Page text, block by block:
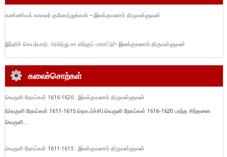
கண்ணியக் காவலர் குலோத்துங்கன் – இலக்குவனார் திருவள்ளுவன்
இந்திச் செயற்பாடு: அமித்து சா விற்குப் பாராட்டு!- இலக்குவனார் திருவள்ளுவன்
கலைச்சொற்கள்
வெருளி நோய்கள் 1616-1620 : இலக்குவனார் திருவள்ளுவன்
(வெருளி நோய்கள் 1611-1615 தொடர்ச்சி) வெருளி நோய்கள் 1616-1620 பரந்த சிந்தனை
வெருளி...
வெருளி நோய்கள் 1611-1615 : இலக்குவனார் திருவள்ளுவன்